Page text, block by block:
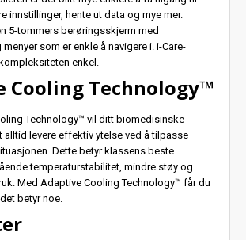
innstillinger, hente ut data og mye mer.
5-tommers berøringsskjerm med
som er enkle å navigere i. i-Care-
enkel.
Cooling Technology™
Technology™ vil ditt biomedisinske
alltid levere effektiv ytelse ved å tilpasse
Dette betyr klassens beste
temperaturstabilitet, mindre støy og
Med Adaptive Cooling Technology™ får du
betyr noe.